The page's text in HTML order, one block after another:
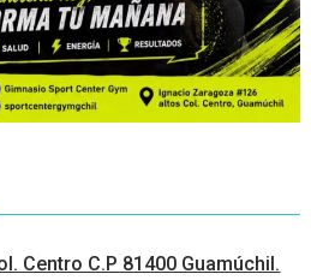
Centro C.P 81400 Guamúchil.